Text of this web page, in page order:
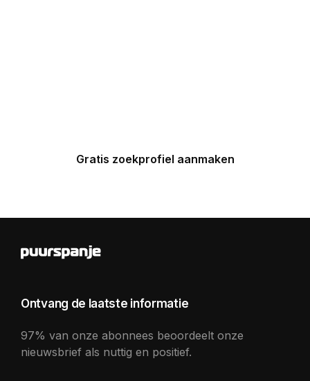
Gratis zoekprofiel aanmaken
Ontvang de laatste informatie
97% van onze abonnees beoordeelt onze
nieuwsbrief als nuttig en positief.